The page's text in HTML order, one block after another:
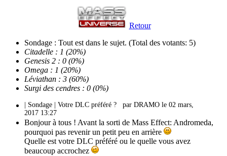
Retour
Sondage : Tout est dans le sujet. (Total des votants: 5)
Citadelle : 1 (20%)
Genesis 2 : 0 (0%)
Omega : 1 (20%)
Léviathan : 3 (60%)
Surgi des cendres : 0 (0%)
| Sondage | Votre DLC préféré ? par DRAMO le 02 mars,
2017 13:27
Bonjour à tous ! Avant la sorti de Mass Effect: Andromeda,
pourquoi pas revenir un petit peu en arrière
Quelle est votre DLC préféré ou le quelle vous avez
beaucoup accrochez